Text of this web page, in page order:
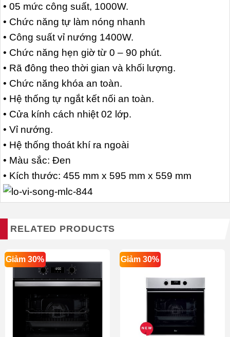
• 05 mức công suất, 1000W.
• Chức năng tự làm nóng nhanh
• Công suất vỉ nướng 1400W.
• Chức năng hẹn giờ từ 0 – 90 phút.
• Rã đông theo thời gian và khối lượng.
• Chức năng khóa an toàn.
• Hệ thống tự ngắt kết nối an toàn.
• Cửa kính cách nhiệt 02 lớp.
• Vỉ nướng.
• Hệ thống thoát khí ra ngoài
• Màu sắc: Đen
• Kích thước: 455 mm x 595 mm x 559 mm
RELATED PRODUCTS
Giảm 30% Giảm 30%